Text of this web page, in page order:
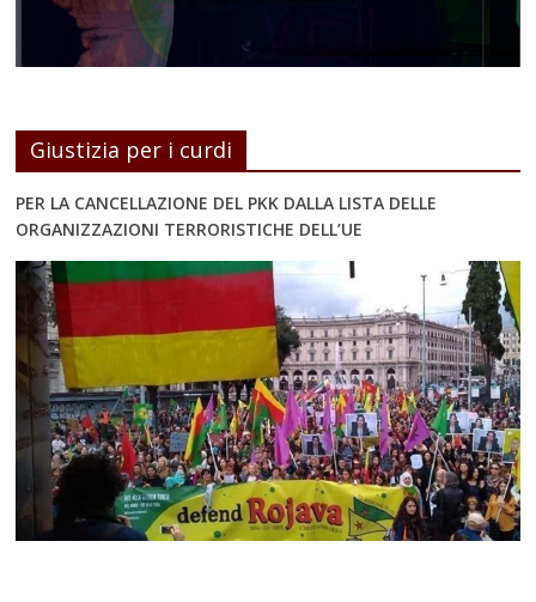
Giustizia per i curdi
PER LA CANCELLAZIONE DEL PKK DALLA LISTA DELLE
ORGANIZZAZIONI TERRORISTICHE DELL’UE